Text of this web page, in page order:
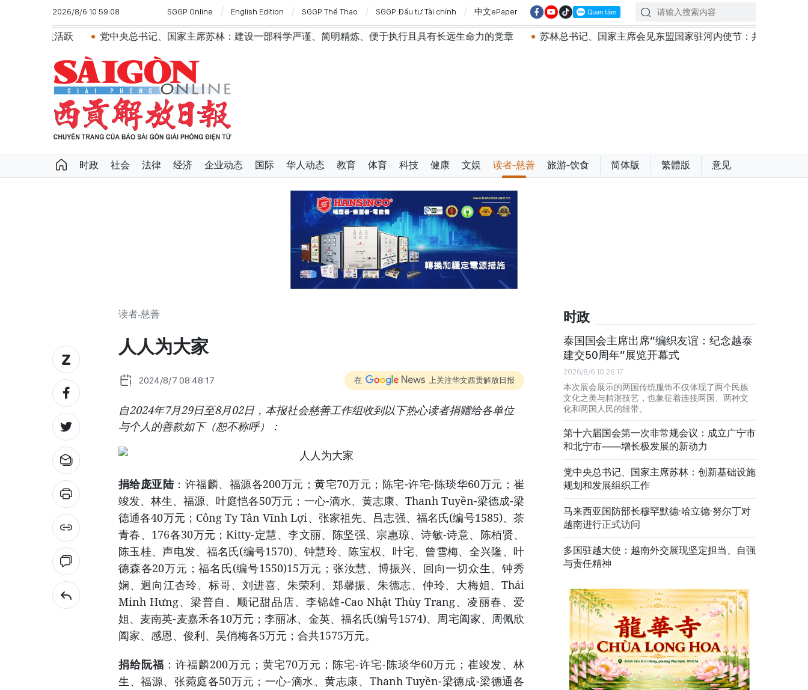
2026/8/6 10:59:08 SGGP Online English Edition SGGP Thể Thao SGGP Đầu tư Tài chính 中文ePaper
党中央总书记、国家主席苏林：建设一部科学严谨、简明精炼、便于执行且具有长远生命力的党章 苏林总书记、国家主席会见东盟国家驻河内使节：共同建设团结、自强的东盟共
时政 社会 法律 经济 企业动态 国际 华人动态 教育 体育 科技 健康 文娱 读者-慈善 旅游-饮食 简体版 繁體版 意见
读者-慈善
人人为大家
2024/8/7 08:48:17 在 上关注华文西贡解放日报
自2024年7月29日至8月02日，本报社会慈善工作组收到以下热心读者捐赠给各单位
与个人的善款如下（恕不称呼）：
捐给庞亚陆：许福麟、福源各200万元；黄宅70万元；陈宅-许宅-陈琰华60万元；崔
竣发、林生、福源、叶庭恺各50万元；一心-滴水、黄志康、Thanh Tuyền-梁德成-梁
德通各40万元；Công Ty Tân Vĩnh Lợi、张家祖先、吕志强、福名氏(编号1585)、茶
青春、176各30万元；Kitty-定慧、李文丽、陈坚强、宗惠琼、诗敏-诗意、陈栢贤、
陈玉桂、声电发、福名氏(编号1570)、钟慧玲、陈宝权、叶宅、曾雪梅、全兴隆、叶
德森各20万元；福名氏(编号1550)15万元；张汝慧、博振兴、回向一切众生、钟秀
娴、迥向江杏玲、标哥、刘进喜、朱荣利、郑馨振、朱德志、仲玲、大梅姐、Thái
Minh Hưng、梁普自、顺记甜品店、李锦雄-Cao Nhật Thùy Trang、凌丽春、爱
姐、麦南英-麦嘉禾各10万元；李丽冰、金英、福名氏(编号1574)、周宅阖家、周佩欣
阖家、感恩、俊利、吴俏梅各5万元；合共1575万元。
捐给阮福 ：许福麟200万元；黄宅70万元；陈宅-许宅-陈琰华60万元；崔竣发、林
生、福源、张菀庭各50万元；一心-滴水、黄志康、Thanh Tuyền-梁德成-梁德通各
时政
泰国国会主席出席“编织友谊：纪念越泰
建交50周年”展览开幕式
2026/8/6 10:26:17
本次展会展示的两国传统服饰不仅体现了两个民族
文化之美与精湛技艺，也象征着连接两国、两种文
化和两国人民的纽带。
第十六届国会第一次非常规会议：成立广宁市
和北宁市——增长极发展的新动力
党中央总书记、国家主席苏林：创新基础设施
规划和发展组织工作
马来西亚国防部长穆罕默德·哈立德·努尔丁对
越南进行正式访问
多国驻越大使：越南外交展现坚定担当、自强
与责任精神